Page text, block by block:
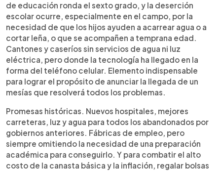
de educación ronda el sexto grado, y la deserción
escolar ocurre, especialmente en el campo, por la
necesidad de que los hijos ayuden a acarrear agua o a
cortar leña, o que se acompañen a temprana edad.
Cantones y caseríos sin servicios de agua ni luz
eléctrica, pero donde la tecnología ha llegado en la
forma del teléfono celular. Elemento indispensable
para lograr el propósito de anunciar la llegada de un
mesías que resolverá todos los problemas.
Promesas históricas. Nuevos hospitales, mejores
carreteras, luz y agua para todos los abandonados por
gobiernos anteriores. Fábricas de empleo, pero
siempre omitiendo la necesidad de una preparación
académica para conseguirlo. Y para combatir el alto
costo de la canasta básica y la inflación, regalar bolsas